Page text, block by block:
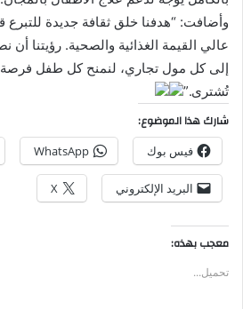
وأضافت: “هدفنا خلق ثقافة جديدة للتبرع
عالي القيمة الغذائية والصحية. رؤيتنا أن
إلى كل مول تجاري، لنمنح كل طفل
تُشترى.”
شارك هذا الموضوع:
فيس بوك WhatsApp
البريد الإلكتروني X
معجب بهذه:
تحميل...